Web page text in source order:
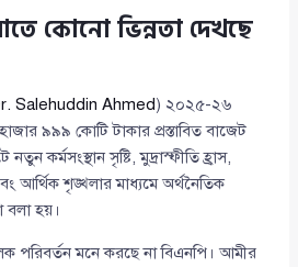
কোনো ভিন্নতা দেখছে
Salehuddin Ahmed) ২০২৫-২৬
৯৯৯ কোটি টাকার প্রস্তাবিত বাজেট
কর্মসংস্থান সৃষ্টি, মুদ্রাস্ফীতি হ্রাস,
আর্থিক শৃঙ্খলার মাধ্যমে অর্থনৈতিক
বলা হয়।
পরিবর্তন মনে করছে না বিএনপি। আমীর